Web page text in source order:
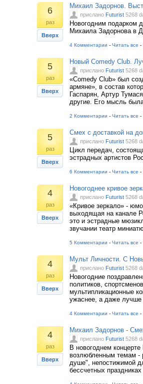
6
раз
Вверх
Михаил Задорнов.
прислано Futurist 5268
Новогодним подарком
Михаила Задорнова в
4 Комментарии - Читать все -
5
раз
Вверх
Новый Comedy Club.
прислано Futurist 5268
«Comedy Club» был
армяне», в состав
Гаспарян, Артур
другие. Его мысль
2 Комментарии - Читать все -
5
раз
Вверх
Смех с доставкой на
прислано Futurist 5268
Цикл передач,
эстрадных артистов
6 Комментарии - Читать все -
4
раз
Вверх
Новогоднее кривое
прислано Futurist 5268
«Кривое зеркало» -
выходящая на канале
это и эстрадные
звучании театр
5 Комментарии - Читать все -
4
раз
Вверх
Мульт Личности. С
прислано Futurist 5268
Новогодние
политиков,
мультипликационные
ужаснее, а даже лучше
4 Комментарии - Читать все -
4
раз
Вверх
Михаил Задорнов -
прислано Futurist 5268
В новогоднем
возлюбленным темам -
душе", непостижимой
бессчетных